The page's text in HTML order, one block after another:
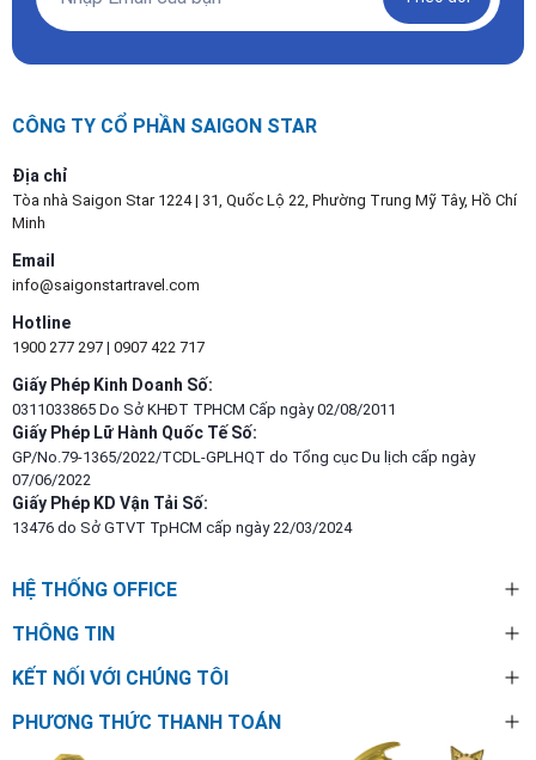
CÔNG TY CỔ PHẦN SAIGON STAR
Địa chỉ
Tòa nhà Saigon Star 1224 | 31, Quốc Lộ 22, Phường Trung Mỹ Tây, Hồ Chí
Minh
Email
info@saigonstartravel.com
Hotline
1900 277 297 | 0907 422 717
Giấy Phép Kinh Doanh Số:
0311033865 Do Sở KHĐT TPHCM Cấp ngày 02/08/2011
Giấy Phép Lữ Hành Quốc Tế Số:
GP/No.79-1365/2022/TCDL-GPLHQT do Tổng cục Du lịch cấp ngày
07/06/2022
Giấy Phép KD Vận Tải Số:
13476 do Sở GTVT TpHCM cấp ngày 22/03/2024
HỆ THỐNG OFFICE
THÔNG TIN
KẾT NỐI VỚI CHÚNG TÔI
PHƯƠNG THỨC THANH TOÁN